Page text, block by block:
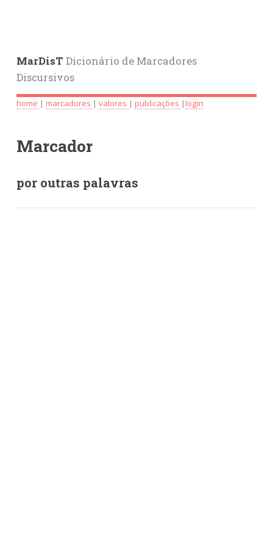
MarDisT Dicionário de Marcadores
Discursivos
home | marcadores | valores | publicações |login
Marcador
por outras palavras